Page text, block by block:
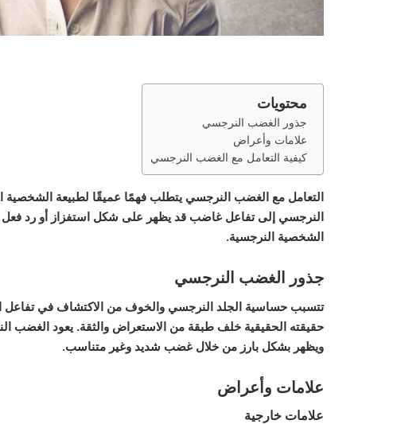
محتويات
جذور الغضب النرجسي
علامات وأعراض
كيفية التعامل مع الغضب النرجسي
التعامل مع الغضب النرجسي يتطلب فهمًا عميقًا لطبيعة الشخصية
النرجسي إلى تفاعل غاضب قد يظهر على شكل استفزاز أو رد
الشخصية النرجسية.
جذور الغضب النرجسي
تتسبب حساسية الجلد النرجسي والخوف من الاكتشاف في
حقيقته الحقيقية خلف طبقة من الاستعراض والثقة. يعود الغضب
ويظهر بشكل بارز من خلال غضب شديد وغير متناسب.
علامات وأعراض
علامات خارجية